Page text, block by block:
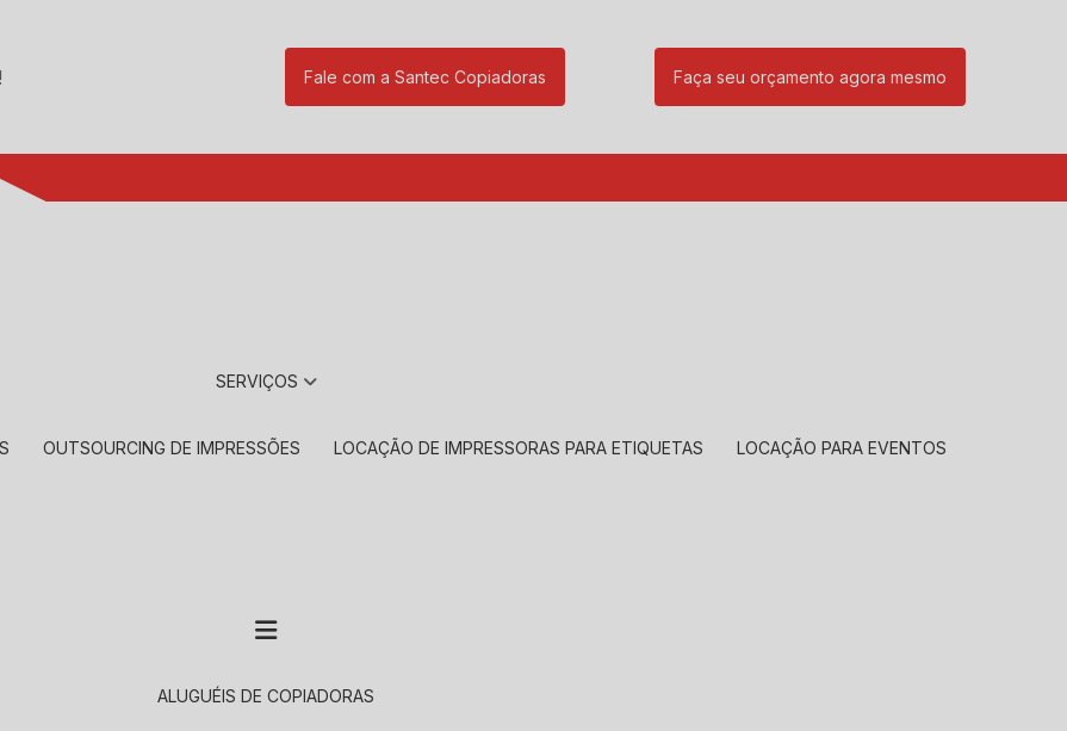
Fale com a Santec Copiadoras Faça seu orçamento agora mesmo
SERVIÇOS
OUTSOURCING DE IMPRESSÕES LOCAÇÃO DE IMPRESSORAS PARA ETIQUETAS LOCAÇÃO PARA EVENTOS
ALUGUÉIS DE COPIADORAS